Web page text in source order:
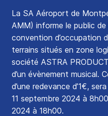
La SA Aéroport de
AMM) informe le public de
convention d’occupation
terrains situés en zone
société ASTRA
d’un évènement musical.
d’une redevance d’1€,
11 septembre 2024 à
2024 à 18h00.